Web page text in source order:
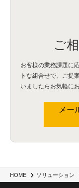
HOME ソリューション
ご
お客様の業務課題に
トな組合せで、 ご提
いましたらお気軽に
メー